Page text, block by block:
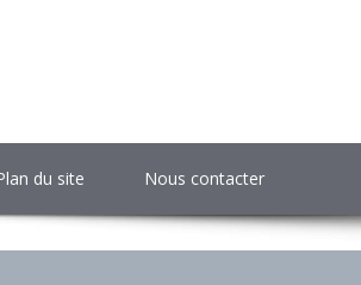
du site Nous contacter